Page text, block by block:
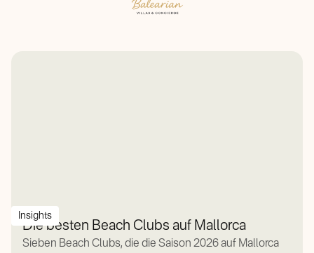
Insights
Die besten Beach Clubs auf Mallorca
Sieben Beach Clubs, die die Saison 2026 auf Mallorca